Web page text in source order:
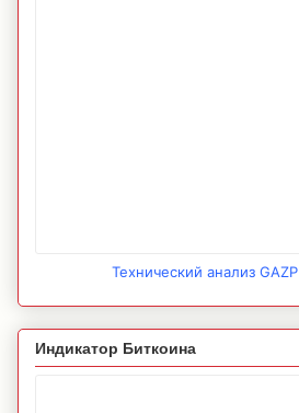
Технический анализ GAZP
Индикатор Биткоина